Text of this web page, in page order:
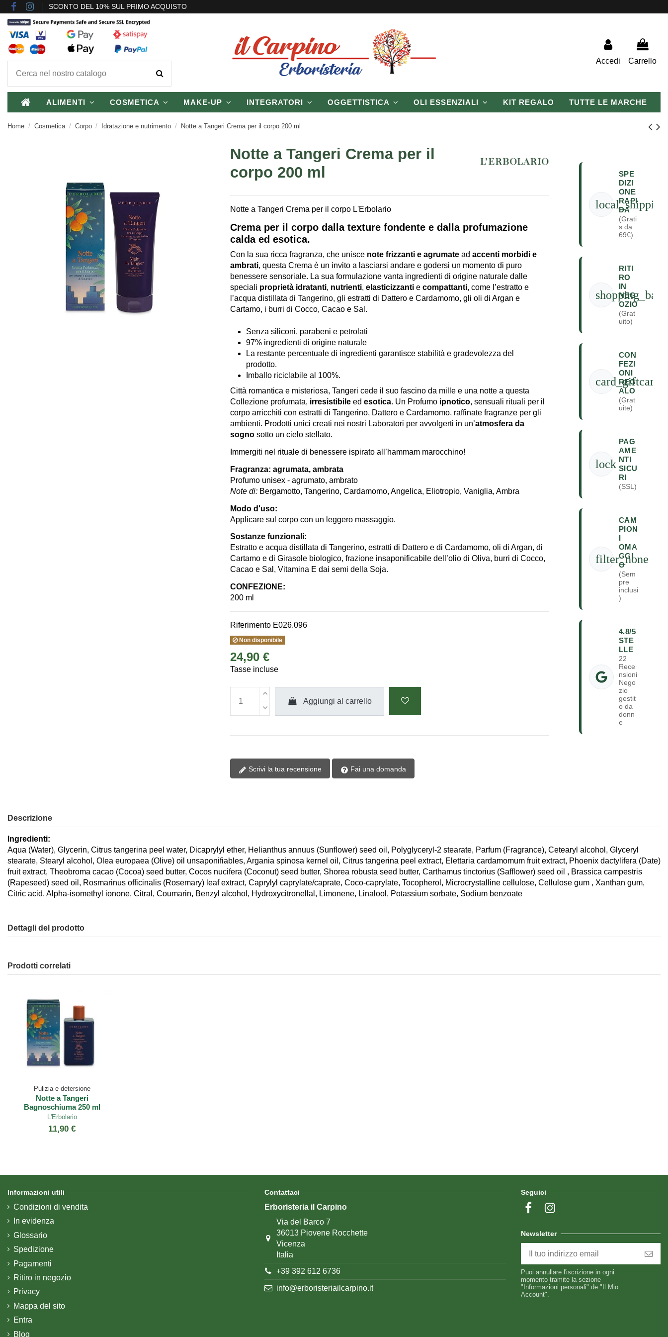
SCONTO DEL 10% SUL PRIMO ACQUISTO
Accedi Carrello
ALIMENTI COSMETICA MAKE-UP INTEGRATORI OGGETTISTICA OLI ESSENZIALI KIT REGALO TUTTE LE MARCHE
Home Cosmetica Corpo Idratazione e nutrimento Notte a Tangeri Crema per il corpo 200 ml
Notte a Tangeri Crema per il
corpo 200 ml
Notte a Tangeri Crema per il corpo L'Erbolario
Crema per il corpo dalla texture fondente e dalla profumazione
calda ed esotica.
Con la sua ricca fragranza, che unisce note frizzanti e agrumatead accenti morbidi e
ambrati, questa Crema è un invito a lasciarsi andare e godersi un momento di puro
benessere sensoriale. La sua formulazione vanta ingredienti di origine naturale dalle
speciali proprietà idratanti, nutrienti, elasticizzantie compattanti, come l’estratto e
l’acqua distillata di Tangerino, gli estratti di Dattero e Cardamomo, gli oli di Argan e
Cartamo, i burri di Cocco, Cacao e Sal.
Senza siliconi, parabeni e petrolati
97% ingredienti di origine naturale
La restante percentuale di ingredienti garantisce stabilità e gradevolezza del
prodotto.
Imballo riciclabile al 100%.
Città romantica e misteriosa, Tangeri cede il suo fascino da mille e una notte a questa
Collezione profumata, irresistibileed esotica. Un Profumo ipnotico, sensuali rituali per il
corpo arricchiti con estratti di Tangerino, Dattero e Cardamomo, raffinate fragranze per gli
ambienti. Prodotti unici creati nei nostri Laboratori per avvolgerti in un’atmosfera da
sognosotto un cielo stellato.
Immergiti nel rituale di benessere ispirato all’hammam marocchino!
Fragranza: agrumata, ambrata
Profumo unisex - agrumato, ambrato
Note di:Bergamotto, Tangerino, Cardamomo, Angelica, Eliotropio, Vaniglia, Ambra
Modo d'uso:
Applicare sul corpo con un leggero massaggio.
Sostanze funzionali:
Estratto e acqua distillata di Tangerino, estratti di Dattero e di Cardamomo, oli di Argan, di
Cartamo e di Girasole biologico, frazione insaponificabile dell’olio di Oliva, burri di Cocco,
Cacao e Sal, Vitamina E dai semi della Soja.
CONFEZIONE:
200 ml
Riferimento E026.096
Non disponibile
24,90 €
Tasse incluse
Aggiungi al carrello
Scrivi la tua recensione Fai una domanda
local_shipping
SPE
DIZI
ONE
RAPI
DA
(Grati
s da
69€)
shopping_bag
RITI
RO
IN
NEG
OZIO
(Grat
uito)
card_giftcard
CON
FEZI
ONI
REG
ALO
(Grat
uite)
lock
PAG
AME
NTI
SICU
RI
(SSL)
filter_none
CAM
PION
I
OMA
GGI
O
(Sem
pre
inclusi
)
4.8/5
STE
LLE
22
Rece
nsioni
Nego
zio
gestit
o da
donn
e
Descrizione
Ingredienti:
Aqua (Water), Glycerin, Citrus tangerina peel water, Dicaprylyl ether, Helianthus annuus (Sunflower) seed oil, Polyglyceryl-2 stearate, Parfum (Fragrance), Cetearyl alcohol, Glyceryl
stearate, Stearyl alcohol, Olea europaea (Olive) oil unsaponifiables, Argania spinosa kernel oil, Citrus tangerina peel extract, Elettaria cardamomum fruit extract, Phoenix dactylifera (Date)
fruit extract, Theobroma cacao (Cocoa) seed butter, Cocos nucifera (Coconut) seed butter, Shorea robusta seed butter, Carthamus tinctorius (Safflower) seed oil , Brassica campestris
(Rapeseed) seed oil, Rosmarinus officinalis (Rosemary) leaf extract, Caprylyl caprylate/caprate, Coco-caprylate, Tocopherol, Microcrystalline cellulose, Cellulose gum , Xanthan gum,
Citric acid, Alpha-isomethyl ionone, Citral, Coumarin, Benzyl alcohol, Hydroxycitronellal, Limonene, Linalool, Potassium sorbate, Sodium benzoate
Dettagli del prodotto
Prodotti correlati
Pulizia e detersione
Notte a Tangeri
Bagnoschiuma 250 ml
L'Erbolario
11,90 €
Informazioni utili
Condizioni di vendita
In evidenza
Glossario
Spedizione
Pagamenti
Ritiro in negozio
Privacy
Mappa del sito
Entra
Blog
Contattaci
Erboristeria il Carpino
Via del Barco 7
36013 Piovene Rocchette
Vicenza
Italia
+39 392 612 6736
info@erboristeriailcarpino.it
Seguici
Newsletter
Puoi annullare l'iscrizione in ogni
momento tramite la sezione
"Informazioni personali" de "Il Mio
Account".